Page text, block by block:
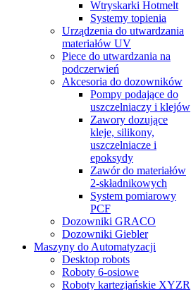
Wtryskarki Hotmelt
Systemy topienia
Urządzenia do utwardzania
materiałów UV
Piece do utwardzania na
podczerwień
Akcesoria do dozowników
Pompy podające do
uszczelniaczy i klejów
Zawory dozujące
kleje, silikony,
uszczelniacze i
epoksydy
Zawór do materiałów
2-składnikowych
System pomiarowy
PCF
Dozowniki GRACO
Dozowniki Giebler
Maszyny do Automatyzacji
Desktop robots
Roboty 6-osiowe
Roboty kartezjańskie XYZR